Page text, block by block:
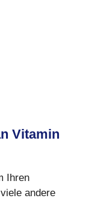
Vitamin
Ihren
andere